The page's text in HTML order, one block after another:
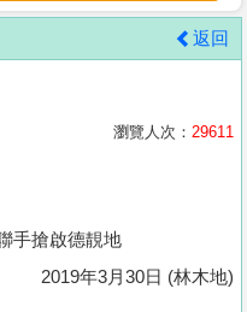
返回
瀏覽人次： 29611
手搶啟德靚地
2019年3月30日 (林木地)